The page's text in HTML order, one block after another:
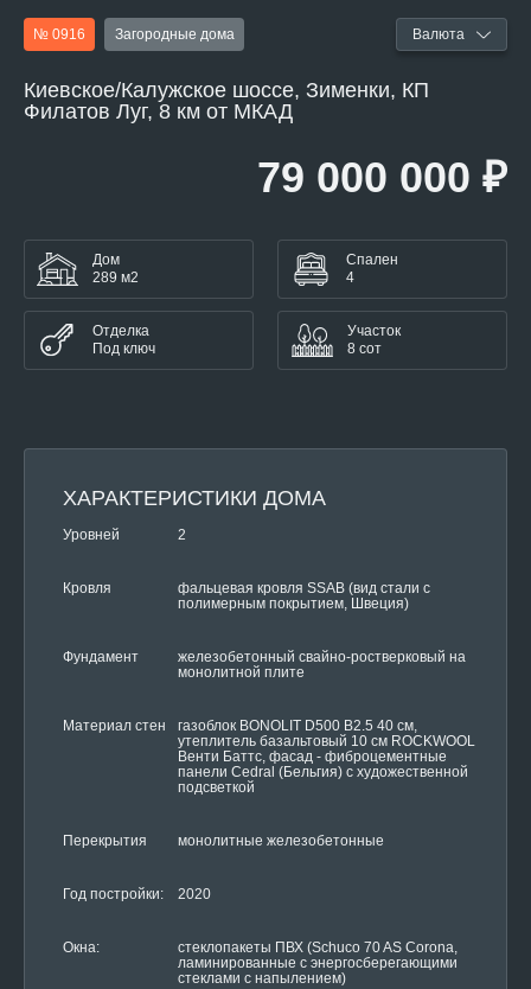
№ 0916 Загородные дома
Киевское/Калужское шоссе, Зименки, КП
Филатов Луг, 8 км от МКАД
Валюта
79 000 000 ₽
Дом
289 м2
Спален
4
Отделка
Под ключ
Участок
8 сот
ХАРАКТЕРИСТИКИ ДОМА
Уровней 2
Кровля
фальцевая кровля SSAB (вид стали с
полимерным покрытием, Швеция)
Фундамент
железобетонный свайно-ростверковый на
монолитной плите
Материал стен
газоблок BONOLIT D500 B2.5 40 см,
утеплитель базальтовый 10 см ROCKWOOL
Венти Баттс, фасад - фиброцементные
панели Cedral (Бельгия) с художественной
подсветкой
Перекрытия монолитные железобетонные
Год постройки: 2020
Окна:
стеклопакеты ПВХ (Schuco 70 AS Corona,
ламинированные с энергосберегающими
стеклами с напылением)